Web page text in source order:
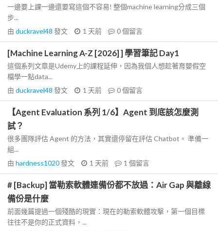
一邊要上課一邊還要寫這個不容易! 整個machine learning分成三個
步...
由 duckravel48 發文 1 天前 0個留言
[Machine Learning A-Z [2026] ] 學習筆記 Day1
這個系列文章是Udemy上的課程延伸，因為我個人想趁著育嬰假空
檔學一點data...
由 duckravel48 發文 1 天前 0個留言
【Agent Evaluation 系列 1/6】Agent 到底該怎麼測
試？
很多團隊評估 Agent 的方法，其實還停留在評估 Chatbot。 準備一
組...
由 hardness1020發文 1 天前 1 個留言
# [Backup] 當勒索軟體連備份都不放過：Air Gap 與離線
備份是什麼
前面幾篇提過一個殘酷的現實：現在的勒索軟體攻擊，第一個目標
往往不是你的正式資料，...